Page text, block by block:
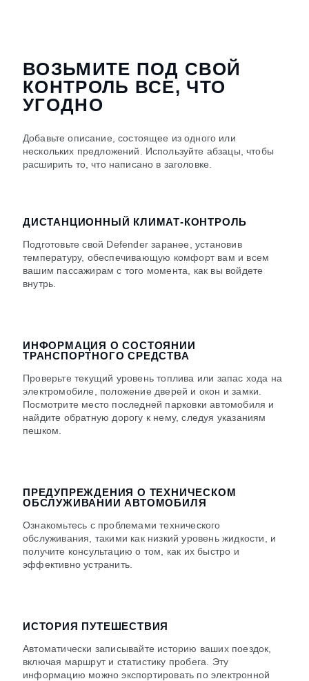
ВОЗЬМИТЕ ПОД СВОЙ
КОНТРОЛЬ ВСЕ, ЧТО
УГОДНО
Добавьте описание, состоящее из одного или
нескольких предложений. Используйте абзацы, чтобы
расширить то, что написано в заголовке.
ДИСТАНЦИОННЫЙ КЛИМАТ-КОНТРОЛЬ
Подготовьте свой Defender заранее, установив
температуру, обеспечивающую комфорт вам и всем
вашим пассажирам с того момента, как вы войдете
внутрь.
ИНФОРМАЦИЯ О СОСТОЯНИИ
ТРАНСПОРТНОГО СРЕДСТВА
Проверьте текущий уровень топлива или запас хода на
электромобиле, положение дверей и окон и замки.
Посмотрите место последней парковки автомобиля и
найдите обратную дорогу к нему, следуя указаниям
пешком.
ПРЕДУПРЕЖДЕНИЯ О ТЕХНИЧЕСКОМ
ОБСЛУЖИВАНИИ АВТОМОБИЛЯ
Ознакомьтесь с проблемами технического
обслуживания, такими как низкий уровень жидкости, и
получите консультацию о том, как их быстро и
эффективно устранить.
ИСТОРИЯ ПУТЕШЕСТВИЯ
Автоматически записывайте историю ваших поездок,
включая маршрут и статистику пробега. Эту
информацию можно экспортировать по электронной